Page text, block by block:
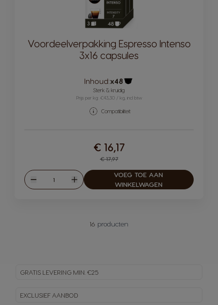
Voordeelverpakking Espresso Intenso
3x16 capsules
Inhoud:x48
Pictogram capsule
Sterk & kruidig
Prijs per kg: €43,30 / kg, incl btw
Compatibiliteit
Regular Price
€ 17,97
€ 16,17
Verlagen
Hoeveelheid
Verhogen
VOEG TOE AAN
WINKELWAGEN
16 producten
GRATIS LEVERING MIN. €25
EXCLUSIEF AANBOD